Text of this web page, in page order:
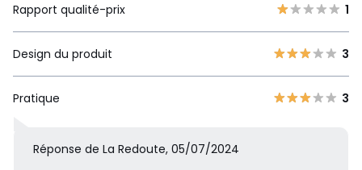
Rapport qualité-prix
1
Design du produit 3
Pratique 3
Réponse de La Redoute, 05/07/2024